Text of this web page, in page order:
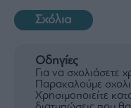
Σχόλια
Οδηγίες
Για να σχολιάσετε
Παρακαλούμε
Χρησιμοποιείτε